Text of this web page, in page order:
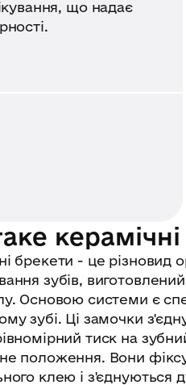
що надає
брекети - це різновид
зубів,
Основою системи є
зубі. Ці замочки
тиск на
положення. Вони
клею і з'єднуються